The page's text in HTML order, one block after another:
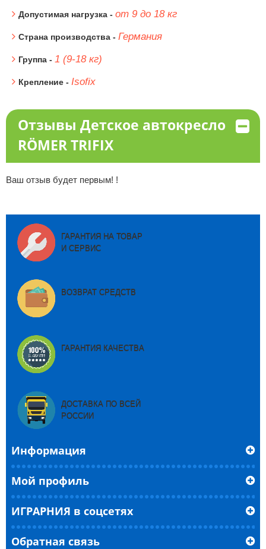
Допустимая нагрузка - от 9 до 18 кг
Страна производства - Германия
Группа - 1 (9-18 кг)
Крепление - Isofix
Отзывы Детское автокресло
RÖMER TRIFIX
Ваш отзыв будет первым! !
ГАРАНТИЯ НА ТОВАР
И СЕРВИС
ВОЗВРАТ СРЕДСТВ
ГАРАНТИЯ КАЧЕСТВА
ДОСТАВКА ПО ВСЕЙ
РОССИИ
Информация
Мой профиль
ИГРАРНИЯ в соцсетях
Обратная связь